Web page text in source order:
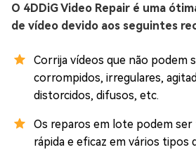
O 4DDiG Video Repair é uma
de vídeo devido aos seguintes
Corrija vídeos que não podem
corrompidos, irregulares,
distorcidos, difusos, etc.
Os reparos em lote podem
rápida e eficaz em vários tipos